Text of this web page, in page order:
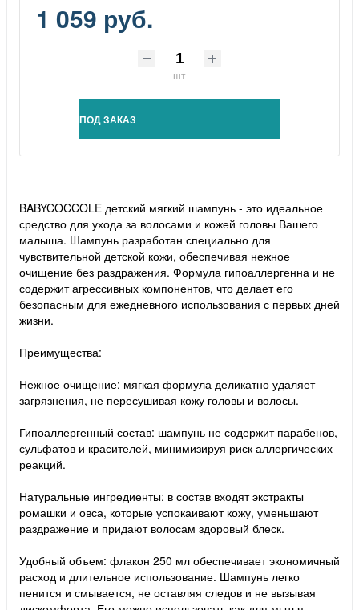
1 059 руб.
шт
ПОД ЗАКАЗ
BABYCOCCOLE детский мягкий шампунь - это идеальное
средство для ухода за волосами и кожей головы Вашего
малыша. Шампунь разработан специально для
чувствительной детской кожи, обеспечивая нежное
очищение без раздражения. Формула гипоаллергенна и не
содержит агрессивных компонентов, что делает его
безопасным для ежедневного использования с первых дней
жизни.
Преимущества:
Нежное очищение: мягкая формула деликатно удаляет
загрязнения, не пересушивая кожу головы и волосы.
Гипоаллергенный состав: шампунь не содержит парабенов,
сульфатов и красителей, минимизируя риск аллергических
реакций.
Натуральные ингредиенты: в состав входят экстракты
ромашки и овса, которые успокаивают кожу, уменьшают
раздражение и придают волосам здоровый блеск.
Удобный объем: флакон 250 мл обеспечивает экономичный
расход и длительное использование. Шампунь легко
пенится и смывается, не оставляя следов и не вызывая